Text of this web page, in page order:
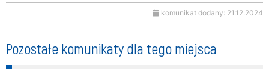
komunikat dodany: 21.12.2024
Pozostałe komunikaty dla tego miejsca